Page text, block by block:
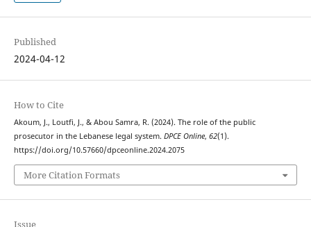
Published
2024-04-12
How to Cite
Akoum, J., Loutfi, J., & Abou Samra, R. (2024). The role of the public
prosecutor in the Lebanese legal system. DPCE Online, 62(1).
https://doi.org/10.57660/dpceonline.2024.2075
More Citation Formats
Issue